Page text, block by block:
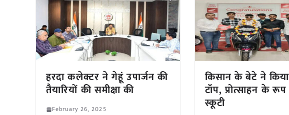
हरदा कलेक्टर ने गेहूं उपार्जन की
तैयारियों की समीक्षा की
February 26, 2025
किसान के बेटे ने
टॉप, प्रोत्साहन के
स्कूटी